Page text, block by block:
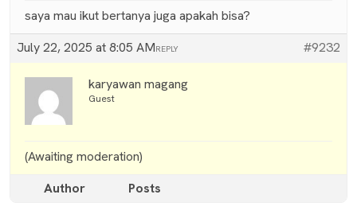
saya mau ikut bertanya juga apakah bisa?
July 22, 2025 at 8:05 AM
#9232
REPLY
karyawan magang
Guest
(Awaiting moderation)
Author
Posts